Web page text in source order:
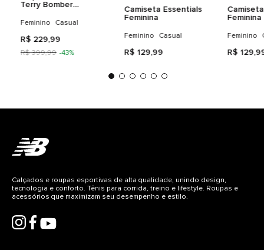
Terry Bomber
Feminino Casual
R$ 229,99
R$ 399,99 -43%
Camiseta Essentials
Feminina
Feminino Casual
R$ 129,99
Feminina
Feminino
R$ 129,
Calçados e roupas esportivas de alta qualidade, unindo design,
tecnologia e conforto. Tênis para corrida, treino e lifestyle. Roupas e
acessórios que maximizam seu desempenho e estilo.